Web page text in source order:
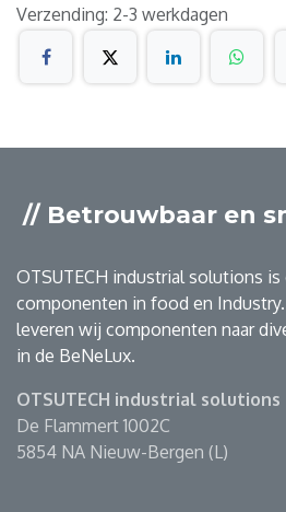
Verzending: 2-3 werkdagen
// Betrouwbaar en
OTSUTECH industrial solutions
componenten in food en
leveren wij componenten naar
in de BeNeLux.
OTSUTECH industrial solutions
De Flammert 1002C
5854 NA Nieuw-Bergen (L)